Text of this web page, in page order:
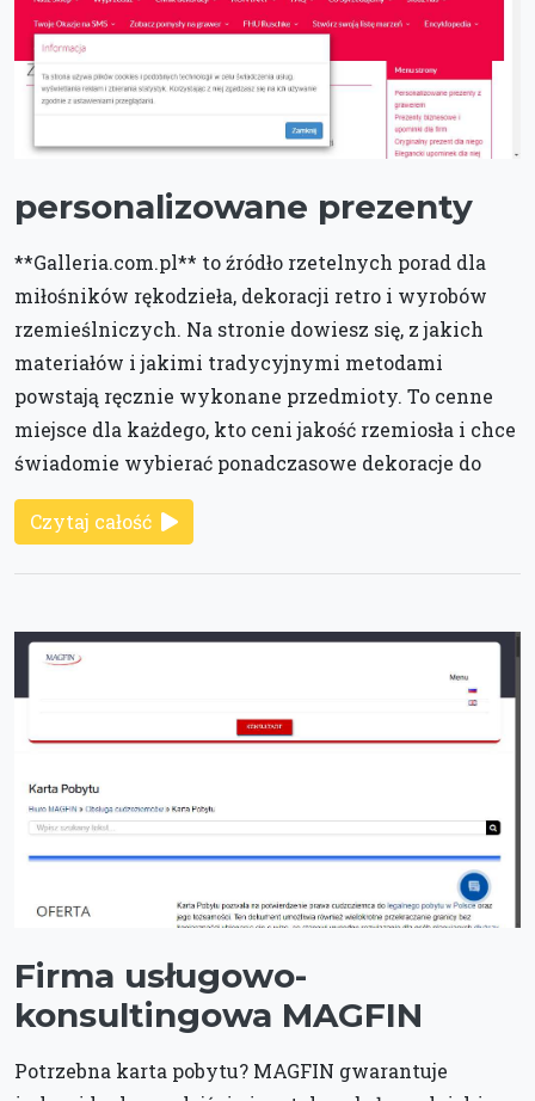
personalizowane prezenty
**Galleria.com.pl** to źródło rzetelnych porad dla
miłośników rękodzieła, dekoracji retro i wyrobów
rzemieślniczych. Na stronie dowiesz się, z jakich
materiałów i jakimi tradycyjnymi metodami
powstają ręcznie wykonane przedmioty. To cenne
miejsce dla każdego, kto ceni jakość rzemiosła i chce
świadomie wybierać ponadczasowe dekoracje do
Czytaj całość
Firma usługowo-
konsultingowa MAGFIN
Potrzebna karta pobytu? MAGFIN gwarantuje